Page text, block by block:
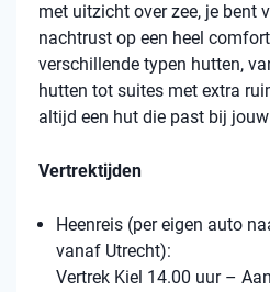
met uitzicht over zee, je bent
nachtrust op een heel
verschillende typen hutten,
hutten tot suites met extra
altijd een hut die past bij
Vertrektijden
Heenreis (per eigen auto
vanaf Utrecht):
Vertrek Kiel 14.00 uur –